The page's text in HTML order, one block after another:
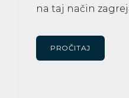
na taj način
PROČITAJ